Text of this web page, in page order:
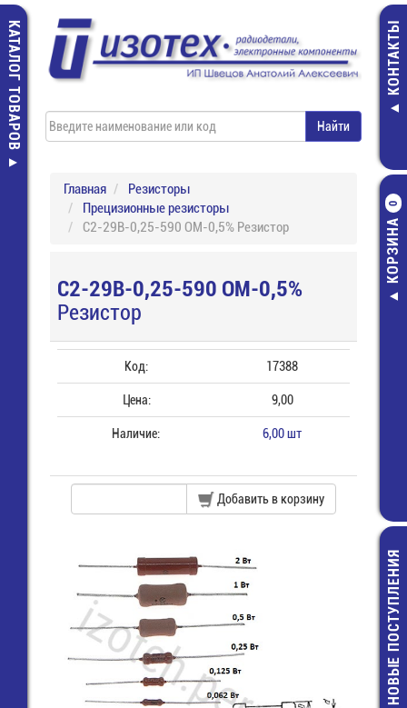
КАТАЛОГ ТОВАРОВ КОНТАКТЫ
КОРЗИНА
0
Разъем 2х 8
пайки наНОВЫЕ ПОСТУПЛЕНИЯ
Главная
Резисторы
Прецизионные резисторы
С2-29В-0,25-590 ОМ-0,5% Резистор
С2-29В-0,25-590 ОМ-0,5%
Резистор
Код: 17388
Цена: 9,00
Наличие: 6,00 шт
Добавить в корзину